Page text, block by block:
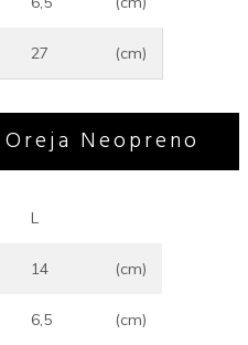
27 (cm)
Neopreno
L
14 (cm)
6,5 (cm)